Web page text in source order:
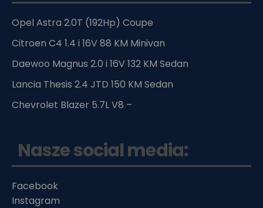
Opel Astra 2.0T (192Hp) Coupe
Citroen C4 1.4 i 16V 88 KM Minivan
Daewoo Magnus 2.0 i 16V 132 KM Sedan
Lancia Thesis 2.4 JTD 150 KM Sedan
Chevrolet Blazer 5.7L V8 –
Nasze social media:
Facebook
Instagram